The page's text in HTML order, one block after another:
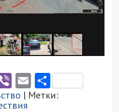
ViberEmail
| Метки: